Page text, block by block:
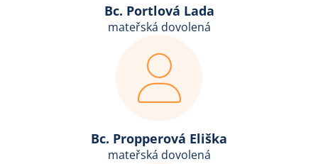
Bc. Portlová Lada
mateřská dovolená
Bc. Propperová Eliška
mateřská dovolená